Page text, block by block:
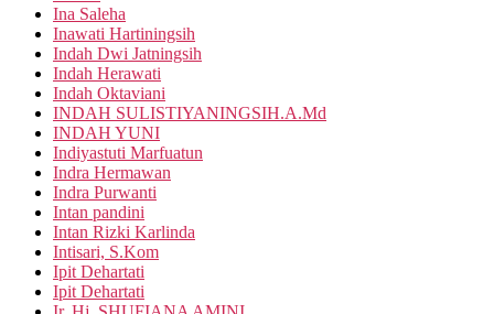
Ina Saleha
Inawati Hartiningsih
Indah Dwi Jatningsih
Indah Herawati
Indah Oktaviani
INDAH SULISTIYANINGSIH.A.Md
INDAH YUNI
Indiyastuti Marfuatun
Indra Hermawan
Indra Purwanti
Intan pandini
Intan Rizki Karlinda
Intisari, S.Kom
Ipit Dehartati
Ipit Dehartati